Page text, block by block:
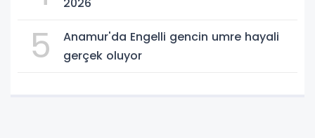
5
Anamur'da Engelli gencin umre hayali
gerçek oluyor